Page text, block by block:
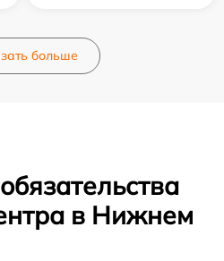
больше
в Нижнем